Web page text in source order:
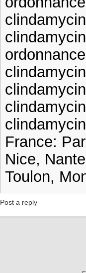
ordonnance
France:
Nice,
Toulon,
Post a reply